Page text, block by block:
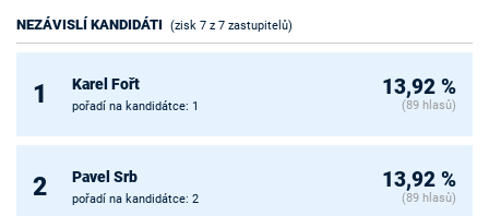
NEZÁVISLÍ KANDIDÁTI (zisk 7 z 7 zastupitelů)
1 Karel Fořt
pořadí na kandidátce: 1
13,92 %
(89 hlasů)
2 Pavel Srb
pořadí na kandidátce: 2
13,92 %
(89 hlasů)